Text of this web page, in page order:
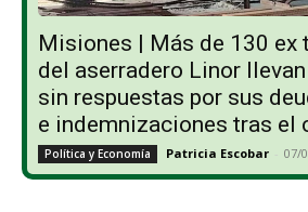
Misiones | Más de 130 ex
del aserradero Linor
sin respuestas por sus
e indemnizaciones tras el
Política y Economía Patricia Escobar - 07/